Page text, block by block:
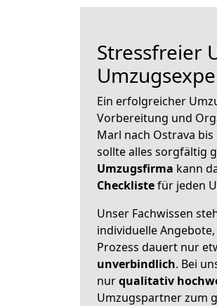
Stressfreier
Ein erfolgreicher
Vorbereitung und
Marl nach Ostrava
sollte alles sorgfältig
Umzugsfirma kann
Checklistefür jeden
Unser Fachwissen
individuelle
Prozess dauert nur
unverbindlich. Bei
nurqualitativ
Umzugspartner zum